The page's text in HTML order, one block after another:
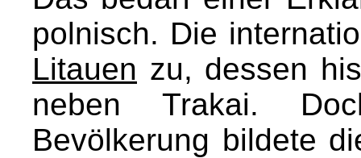
polnisch. Die
Litauen zu, dessen
neben Trakai.
Bevölkerung bildete